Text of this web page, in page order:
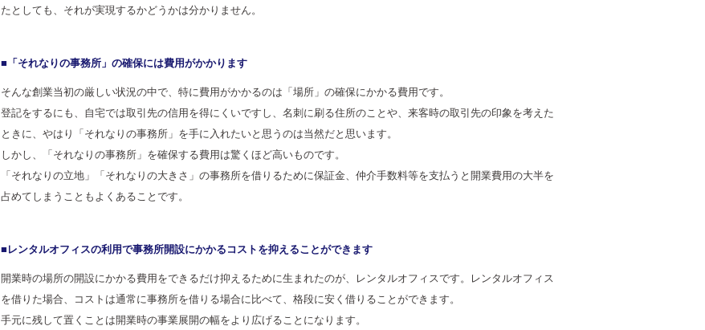
たとしても、それが実現するかどうかは分かりません。
■「それなりの事務所」の確保には費用がかかります
そんな創業当初の厳しい状況の中で、特に費用がかかるのは「場所」の確保にかかる費用です。
登記をするにも、自宅では取引先の信用を得にくいですし、名刺に刷る住所のことや、来客時の取引先の印象を考えた
ときに、やはり「それなりの事務所」を手に入れたいと思うのは当然だと思います。
しかし、「それなりの事務所」を確保する費用は驚くほど高いものです。
「それなりの立地」「それなりの大きさ」の事務所を借りるために保証金、仲介手数料等を支払うと開業費用の大半を
占めてしまうこともよくあることです。
■レンタルオフィスの利用で事務所開設にかかるコストを抑えることができます
開業時の場所の開設にかかる費用をできるだけ抑えるために生まれたのが、レンタルオフィスです。レンタルオフィス
を借りた場合、コストは通常に事務所を借りる場合に比べて、格段に安く借りることができます。
手元に残して置くことは開業時の事業展開の幅をより広げることになります。